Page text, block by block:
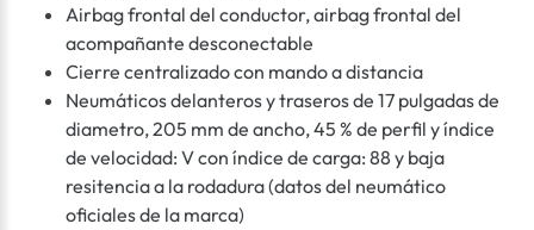
Airbag frontal del conductor, airbag frontal del
acompañante desconectable
Cierre centralizado con mando a distancia
Neumáticos delanteros y traseros de 17 pulgadas de
diametro, 205 mm de ancho, 45 % de perfil y índice
de velocidad: V con índice de carga: 88 y baja
resitencia a la rodadura (datos del neumático
oficiales de la marca)